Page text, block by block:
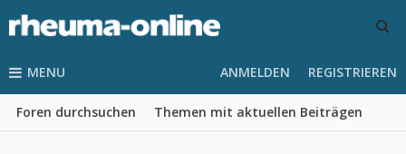
MENU
Foren durchsuchen Themen mit aktuellen Beiträgen
ANMELDEN REGISTRIEREN